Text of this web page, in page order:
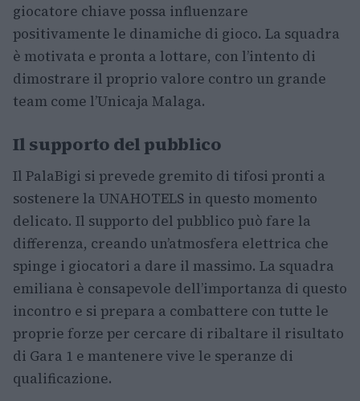
giocatore chiave possa influenzare
positivamente le dinamiche di gioco. La squadra
è motivata e pronta a lottare, con l’intento di
dimostrare il proprio valore contro un grande
team come l’Unicaja Malaga.
Il supporto del pubblico
Il PalaBigi si prevede gremito di tifosi pronti a
sostenere la UNAHOTELS in questo momento
delicato. Il supporto del pubblico può fare la
differenza, creando un’atmosfera elettrica che
spinge i giocatori a dare il massimo. La squadra
emiliana è consapevole dell’importanza di questo
incontro e si prepara a combattere con tutte le
proprie forze per cercare di ribaltare il risultato
di Gara 1 e mantenere vive le speranze di
qualificazione.